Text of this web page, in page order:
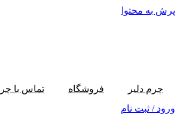
پرش به محتوا
چرم دلیر فروشگاه تماس با
ورود / ثبت نام